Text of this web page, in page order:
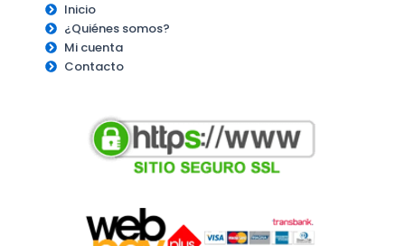
Inicio
¿Quiénes somos?
Mi cuenta
Contacto